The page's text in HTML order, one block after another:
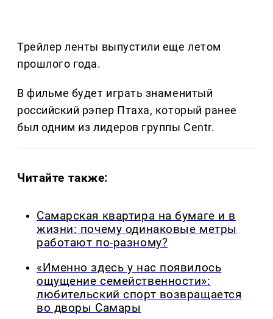
Трейлер ленты выпустили еще летом
прошлого года.
В фильме будет играть знаменитый
российский рэпер Птаха, который ранее
был одним из лидеров группы Centr.
Читайте также:
Самарская квартира на бумаге и в
жизни: почему одинаковые метры
работают по-разному?
«Именно здесь у нас появилось
ощущение семейственности»:
любительский спорт возвращается
во дворы Самары